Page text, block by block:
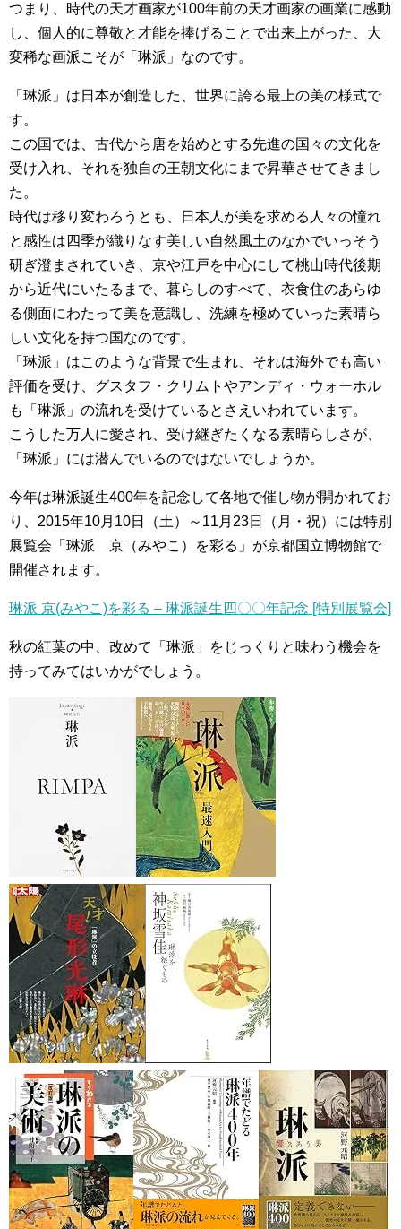
つまり、時代の天才画家が100年前の天才画家の画業に感動
し、個人的に尊敬と才能を捧げることで出来上がった、大
変稀な画派こそが「琳派」なのです。
「琳派」は日本が創造した、世界に誇る最上の美の様式で
す。
この国では、古代から唐を始めとする先進の国々の文化を
受け入れ、それを独自の王朝文化にまで昇華させてきまし
た。
時代は移り変わろうとも、日本人が美を求める人々の憧れ
と感性は四季が織りなす美しい自然風土のなかでいっそう
研ぎ澄まされていき、京や江戸を中心にして桃山時代後期
から近代にいたるまで、暮らしのすべて、衣食住のあらゆ
る側面にわたって美を意識し、洗練を極めていった素晴ら
しい文化を持つ国なのです。
「琳派」はこのような背景で生まれ、それは海外でも高い
評価を受け、グスタフ・クリムトやアンディ・ウォーホル
も「琳派」の流れを受けているとさえいわれています。
こうした万人に愛され、受け継ぎたくなる素晴らしさが、
「琳派」には潜んでいるのではないでしょうか。
今年は琳派誕生400年を記念して各地で催し物が開かれてお
り、2015年10月10日（土）～11月23日（月・祝）には特別
展覧会「琳派 京（みやこ）を彩る」が京都国立博物館で
開催されます。
琳派 京(みやこ)を彩る – 琳派誕生四〇〇年記念 [特別展覧会]
秋の紅葉の中、改めて「琳派」をじっくりと味わう機会を
持ってみてはいかがでしょう。